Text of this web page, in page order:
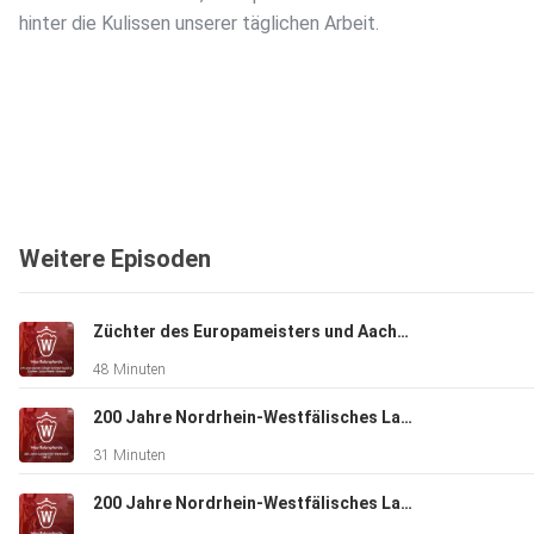
hinter die Kulissen unserer täglichen Arbeit.
Weitere Episoden
Züchter des Europameisters und Aachen Siegers United Touch S
48 Minuten
200 Jahre Nordrhein-Westfälisches Landgestüt Warendorf Teil II
31 Minuten
200 Jahre Nordrhein-Westfälisches Landgestüt Warendorf Teil I